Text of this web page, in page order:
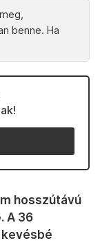
benne. Ha
hosszútávú
A 36